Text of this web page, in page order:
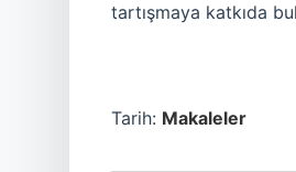
tartışmaya katkıda
Tarih: Makaleler